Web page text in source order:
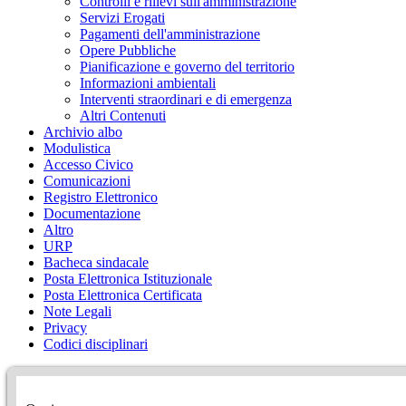
Servizi Erogati
Pagamenti dell'amministrazione
Opere Pubbliche
Pianificazione e governo del territorio
Informazioni ambientali
Interventi straordinari e di emergenza
Altri Contenuti
Archivio albo
Modulistica
Accesso Civico
Comunicazioni
Registro Elettronico
Documentazione
Altro
URP
Bacheca sindacale
Posta Elettronica Istituzionale
Posta Elettronica Certificata
Note Legali
Privacy
Codici disciplinari